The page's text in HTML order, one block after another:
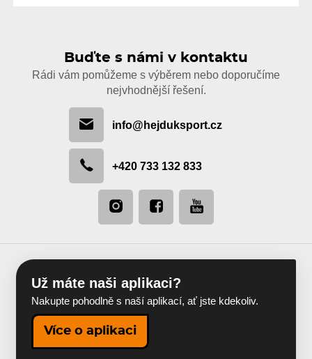
Buďte s námi v kontaktu
Rádi vám pomůžeme s výběrem nebo doporučíme
nejvhodnější řešení.
info@hejduksport.cz
+420 733 132 833
Už máte naši aplikaci?
Nakupte pohodlně s naší aplikací, ať jste kdekoliv.
Více o aplikaci